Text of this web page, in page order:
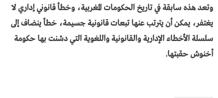
وتعد هذه سابقة في تاريخ الحكومات المغربية، وخطأ قانوني إداري لا
يغتفر، يمكن أن يترتب عنها تبعات قانونية جسيمة، خطأ ينضاف إلى
سلسلة الأخطاء الإدارية والقانونية واللغوية التي دشنت بها حكومة
أخنوش حقبتها.